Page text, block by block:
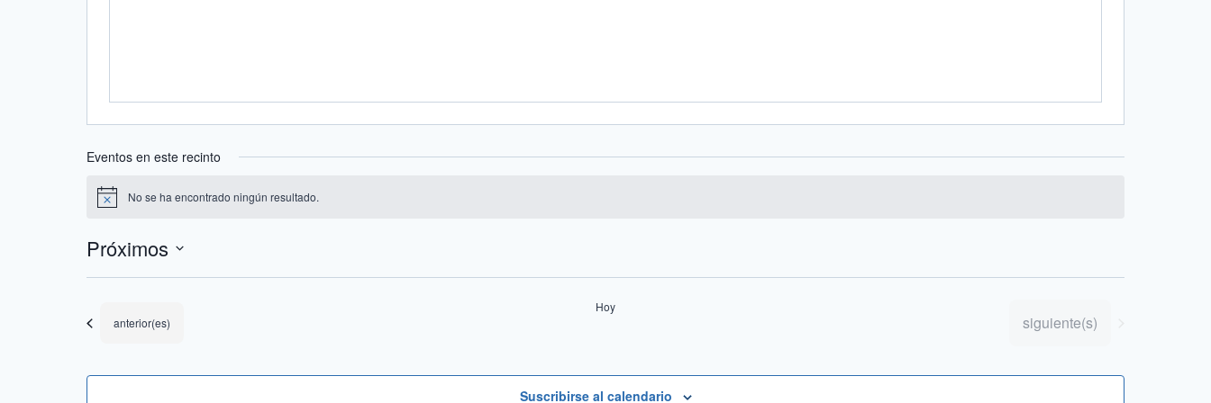
Eventos en este recinto
Aviso No se ha encontrado ningún resultado.
Próximos
Selecciona
fecha.Eventos
anterior(es)
Hoy
Eventos
siguiente(s)
Suscribirse al calendario